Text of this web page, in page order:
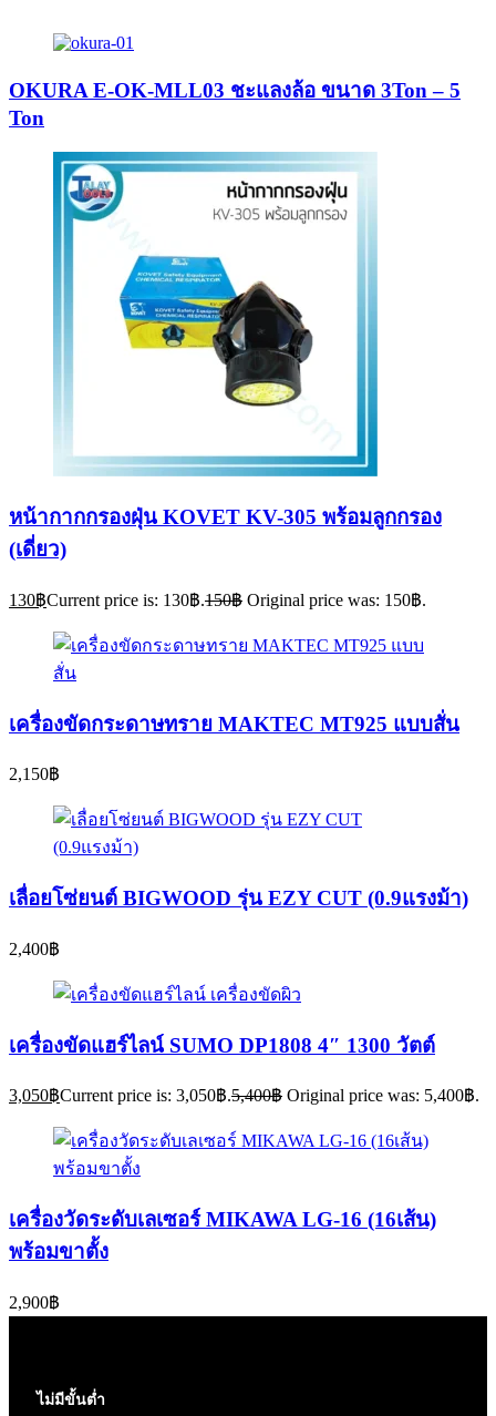
OKURA E-OK-MLL03 ชะแลงล้อ ขนาด 3Ton – 5
Ton
หน้ากากกรองฝุ่น KOVET KV-305 พร้อมลูกกรอง
(เดี่ยว)
130฿Current price is: 130฿.150฿ Original price was: 150฿.
เครื่องขัดกระดาษทราย MAKTEC MT925 แบบสั่น
2,150฿
เลื่อยโซ่ยนต์ BIGWOOD รุ่น EZY CUT (0.9แรงม้า)
2,400฿
เครื่องขัดแฮร์ไลน์ SUMO DP1808 4″ 1300 วัตต์
3,050฿Current price is: 3,050฿.5,400฿ Original price was: 5,400฿.
เครื่องวัดระดับเลเซอร์ MIKAWA LG-16 (16เส้น)
พร้อมขาตั้ง
2,900฿
ไม่มีขั้นต่ำ